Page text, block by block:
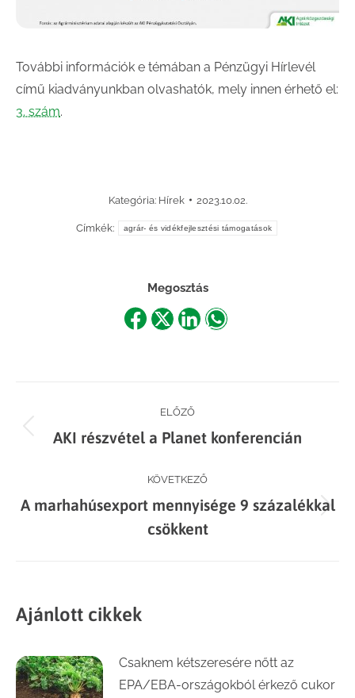
További információk e témában a Pénzügyi Hírlevél
című kiadványunkban olvashatók, mely innen érhető el:
3. szám.
Kategória: Hírek 2023.10.02.
Címkék: agrár- és vidékfejlesztési támogatások
Megosztás
ShareShareShareShare
navigation
ELŐZŐ
Previous
AKI részvétel a Planet konferencián
KÖVETKEZŐ
Next
post:
A marhahúsexport mennyisége 9 százalékkal
csökkent
Ajánlott cikkek
Csaknem kétszeresére nőtt az
EPA/EBA-országokból érkező cukor